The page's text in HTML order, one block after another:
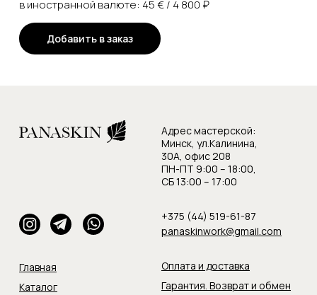
Добавить в заказ
в иностранной валюте: 45 € / 4 800 ₽
Главная
Оплата и доставка
Гарантия. Возврат и обмен
Каталог
+375 (44) 519-61-87
panaskinwork@gmail.com
Адрес мастерской:
Минск, ул.Калинина,
30А, офис 208
ПН-ПТ 9:00 – 18:00,
СБ 13:00 – 17:00